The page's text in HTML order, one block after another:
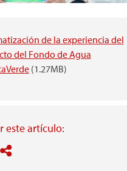
de la experiencia del
del Fondo de Agua
(1.27MB)
este artículo: